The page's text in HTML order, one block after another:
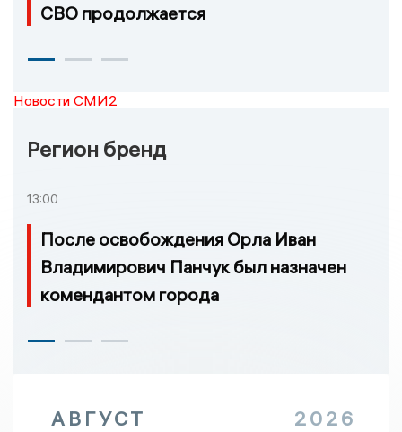
СВО продолжается
Новости СМИ2
Регион бренд
13:00
После освобождения Орла Иван
Владимирович Панчук был назначен
комендантом города
АВГУСТ 2026